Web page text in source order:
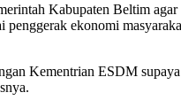
Kabupaten Beltim
ekonomi
Kementrian ESDM